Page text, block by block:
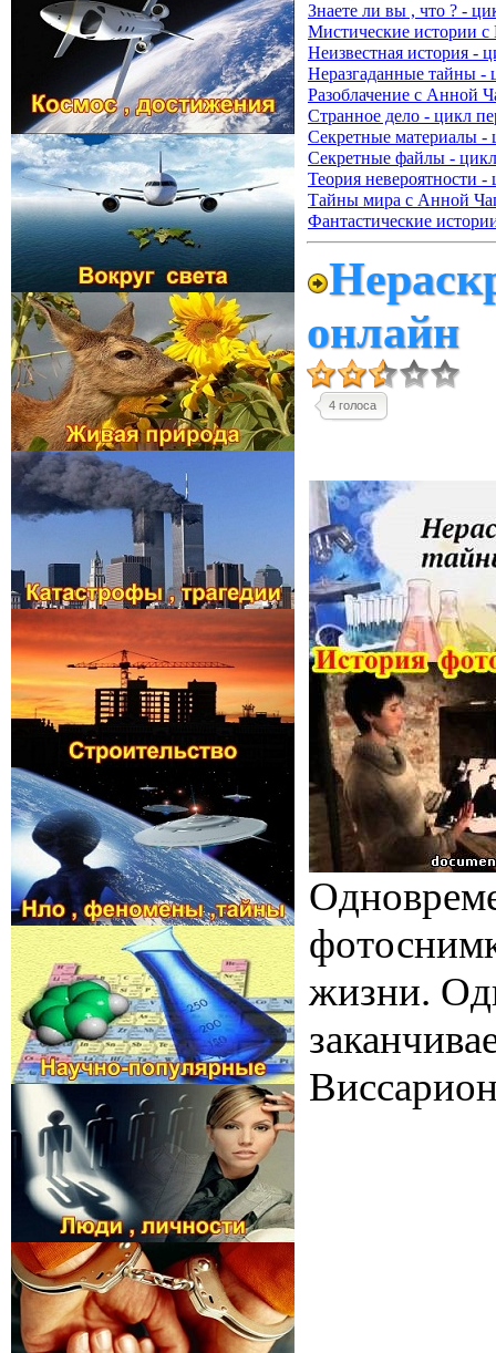
Знаете ли вы , что ? -
Мистические истории
Неизвестная история -
Неразгаданные тайны -
Разоблачение с Анной
Странное дело - цикл
Секретные материалы -
Секретные файлы - цикл
Теория невероятности -
Тайны мира с Анной
Фантастические
онлайн
4 голоса
жизни.